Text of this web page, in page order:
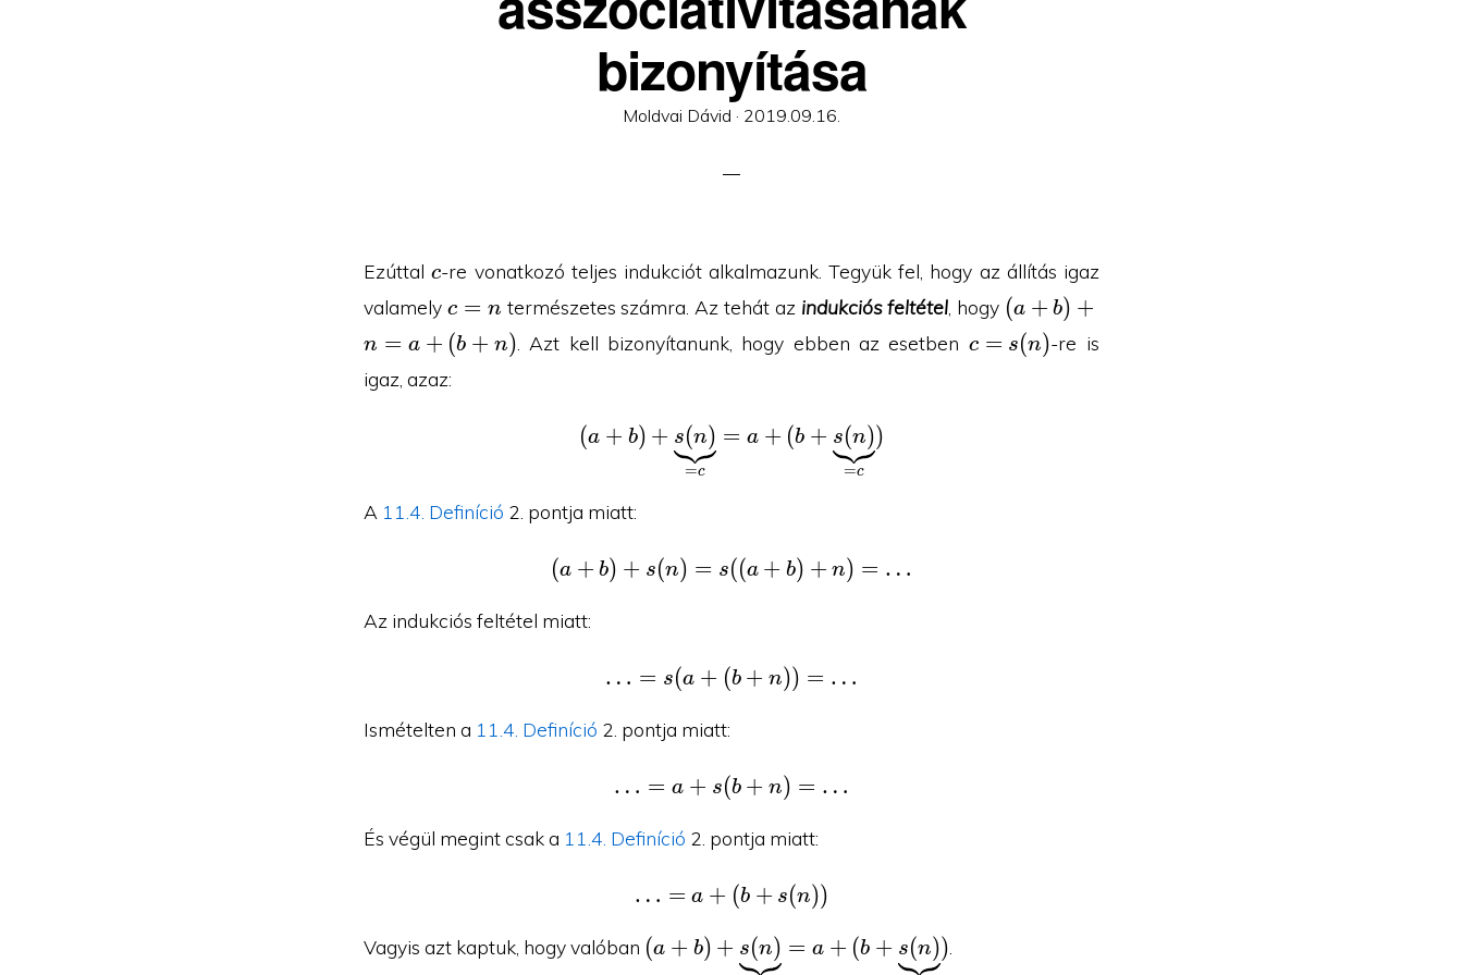
bizonyítása
Moldvai Dávid · Posted
2019.09.16.
Ezúttalc
c-re vonatkozó teljes indukciót alkalmazunk. Tegyük fel, hogy az állítás igaz
valamely c=n
c = n természetes számra. Az tehát az indukciós feltétel, hogy (a+b)+n
= a+
(b+n)
(a + b) +
n = a + (b + n). Azt kell bizonyítanunk, hogy ebben az esetben c=s(n)
c = s(n)-re is
igaz, azaz:
(a+b)+\underbrace{s(n)}_{=c} = a+(b+\underbrace{s(n)}_{=c})
(a + b) +
=c
s(n) = a + (b +
=c
s(n))
A 11.4. Definíció 2. pontja miatt:
(a+b)+s(n)=s((a+b)+n) = \ldots
(a + b) + s(n) = s((a + b) + n) = …
Az indukciós feltétel miatt:
\ldots =s(a+(b+n)) = \ldots
… = s(a + (b + n)) = …
Ismételten a 11.4. Definíció 2. pontja miatt:
\ldots = a+s(b+n) = \ldots
… = a + s(b + n) = …
És végül megint csak a 11.4. Definíció 2. pontja miatt:
\ldots = a+(b+s(n))
… = a + (b + s(n))
Vagyis azt kaptuk, hogy valóban (a+b)+\underbrace{s(n)}_{=c}
(a + b) + s(n) = a + (b + s(n)).